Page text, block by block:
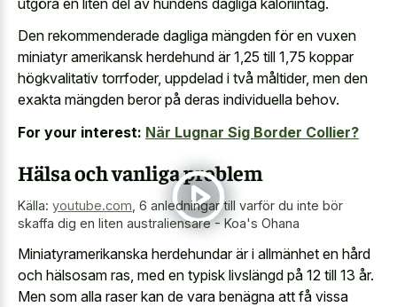
Den rekommenderade dagliga mängden för en vuxen
miniatyr amerikansk herdehund är 1,25 till 1,75 koppar
högkvalitativ torrfoder, uppdelad i två måltider, men den
exakta mängden beror på deras individuella behov.
For your interest: När Lugnar Sig Border Collier?
Hälsa och vanliga problem
Källa: youtube.com 6 anledningar till varför du inte bör
skaffa dig en liten australiensare - Koa's Ohana
Miniatyramerikanska herdehundar är i allmänhet en hård
och hälsosam ras, med en typisk livslängd på 12 till 13 år.
Men som alla raser kan de vara benägna att få vissa